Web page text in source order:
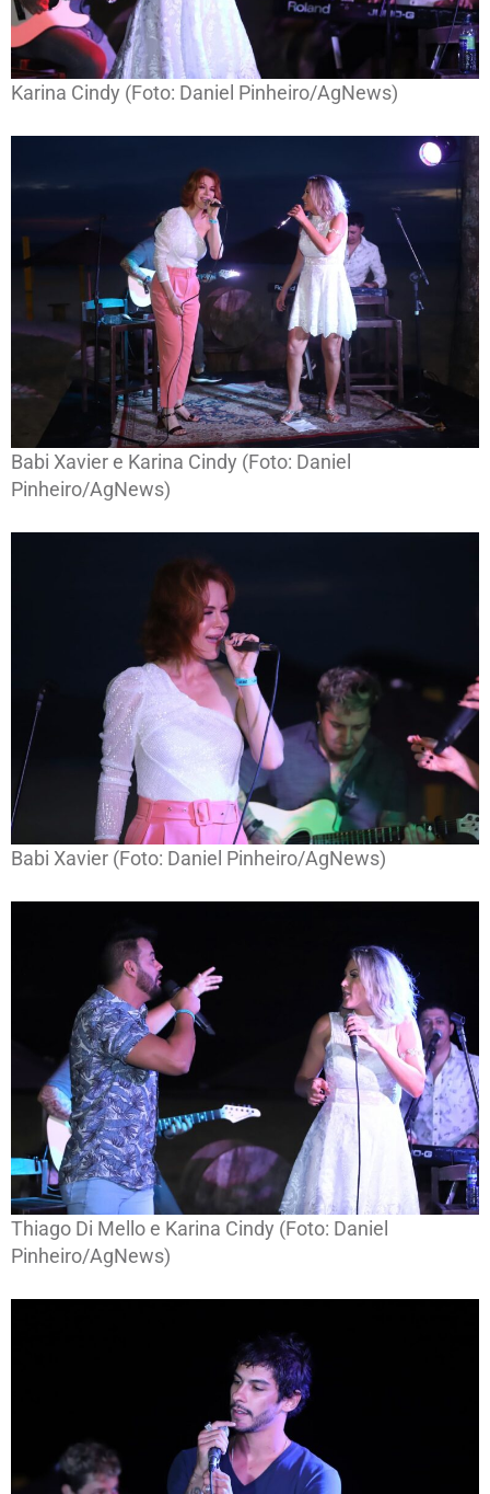
Karina Cindy (Foto: Daniel Pinheiro/AgNews)
Babi Xavier e Karina Cindy (Foto: Daniel
Pinheiro/AgNews)
Babi Xavier (Foto: Daniel Pinheiro/AgNews)
Thiago Di Mello e Karina Cindy (Foto: Daniel
Pinheiro/AgNews)